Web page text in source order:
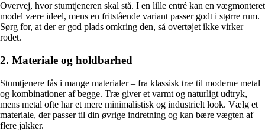
Overvej, hvor stumtjeneren skal stå. I en lille entré kan en vægmonteret
model være ideel, mens en fritstående variant passer godt i større rum.
Sørg for, at der er god plads omkring den, så overtøjet ikke virker
rodet.
2. Materiale og holdbarhed
Stumtjenere fås i mange materialer – fra klassisk træ til moderne metal
og kombinationer af begge. Træ giver et varmt og naturligt udtryk,
mens metal ofte har et mere minimalistisk og industrielt look. Vælg et
materiale, der passer til din øvrige indretning og kan bære vægten af
flere jakker.